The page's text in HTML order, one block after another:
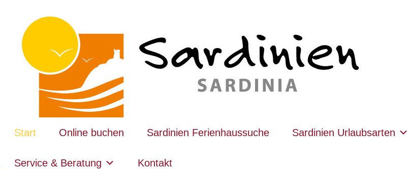
Start Online buchen Sardinien Ferienhaussuche Sardinien Urlaubsarten
Service & Beratung Kontakt